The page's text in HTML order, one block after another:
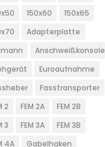
150x60
150x65
Adapterplatte
Anschweißkonsole
Euroaufnahme
Fasstransporter
2
FEM 2A
FEM 2B
3
FEM 3A
FEM 3B
4A
Gabelhaken